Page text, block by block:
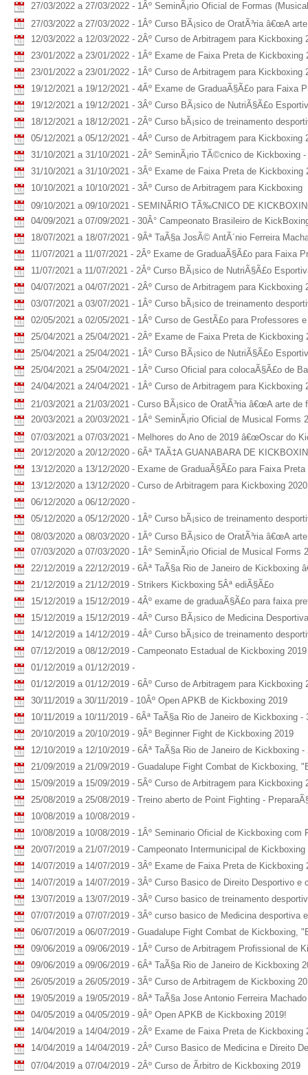
27/03/2022 a 27/03/2022 - 1Âº SeminÃ¡rio Oficial de Formas
27/03/2022 a 27/03/2022 - 1Âº Curso BÃ¡sico de OratÃ³ria â€œA
12/03/2022 a 12/03/2022 - 2Âº Curso de Arbitragem para Kickboxing
23/01/2022 a 23/01/2022 - 1Âº Exame de Faixa Preta de Kickboxing
23/01/2022 a 23/01/2022 - 1Âº Curso de Arbitragem para Kickboxing
19/12/2021 a 19/12/2021 - 4Âº Exame de GraduaÃ§Ã£o para Faixa
19/12/2021 a 19/12/2021 - 3Âº Curso BÃ¡sico de NutriÃ§Ã£o
18/12/2021 a 18/12/2021 - 2Âº Curso bÃ¡sico de treinamento
05/12/2021 a 05/12/2021 - 4Âº Curso de Arbitragem para Kickboxing
31/10/2021 a 31/10/2021 - 2Âº SeminÃ¡rio TÃ©cnico de Kickboxing
31/10/2021 a 31/10/2021 - 3Âº Exame de Faixa Preta de Kickboxing
10/10/2021 a 10/10/2021 - 3Âº Curso de Arbitragem para Kickboxing
09/10/2021 a 09/10/2021 - SEMINÃRIO TÃ‰CNICO DE
04/09/2021 a 07/09/2021 - 30Â° Campeonato Brasileiro de
18/07/2021 a 18/07/2021 - 9Âª TaÃ§a JosÃ© AntÃ´nio Ferreira
11/07/2021 a 11/07/2021 - 2Âº Exame de GraduaÃ§Ã£o para Faixa
11/07/2021 a 11/07/2021 - 2Âº Curso BÃ¡sico de NutriÃ§Ã£o
04/07/2021 a 04/07/2021 - 2Âº Curso de Arbitragem para Kickboxing
03/07/2021 a 03/07/2021 - 1Âº Curso bÃ¡sico de treinamento
02/05/2021 a 02/05/2021 - 1Âº Curso de GestÃ£o para Professores
25/04/2021 a 25/04/2021 - 2Âº Exame de Faixa Preta de Kickboxing
25/04/2021 a 25/04/2021 - 1Âº Curso BÃ¡sico de NutriÃ§Ã£o
25/04/2021 a 25/04/2021 - 1Âº Curso Oficial para colocaÃ§Ã£o de
24/04/2021 a 24/04/2021 - 1Âº Curso de Arbitragem para Kickboxing
21/03/2021 a 21/03/2021 - Curso BÃ¡sico de OratÃ³ria â€œA arte de
20/03/2021 a 20/03/2021 - 1Âº SeminÃ¡rio Oficial de Musical
07/03/2021 a 07/03/2021 - Melhores do Ano de 2019 â€œOscar do
20/12/2020 a 20/12/2020 - 6Âª TAÃ‡A GUANABARA DE
13/12/2020 a 13/12/2020 - Exame de GraduaÃ§Ã£o para Faixa Preta
13/12/2020 a 13/12/2020 - Curso de Arbitragem para Kickboxing 2020
06/12/2020 a 06/12/2020 -
05/12/2020 a 05/12/2020 - 1Âº Curso bÃ¡sico de treinamento
08/03/2020 a 08/03/2020 - 1Âº Curso BÃ¡sico de OratÃ³ria â€œA
07/03/2020 a 07/03/2020 - 1Âº SeminÃ¡rio Oficial de Musical Forms
22/12/2019 a 22/12/2019 - 6Âª TaÃ§a Rio de Janeiro de Kickboxing
21/12/2019 a 21/12/2019 - Strikers Kickboxing 5Âª ediÃ§Ã£o
15/12/2019 a 15/12/2019 - 4Âº exame de graduaÃ§Ã£o para faixa
15/12/2019 a 15/12/2019 - 4Âº Curso BÃ¡sico de Medicina
14/12/2019 a 14/12/2019 - 4Âº Curso bÃ¡sico de treinamento
07/12/2019 a 08/12/2019 - Campeonato Estadual de Kickboxing 2019
01/12/2019 a 01/12/2019 -
01/12/2019 a 01/12/2019 - 6Âº Curso de Arbitragem para Kickboxing
30/11/2019 a 30/11/2019 - 10Âº Open APKB de Kickboxing 2019
10/11/2019 a 10/11/2019 - 6Âª TaÃ§a Rio de Janeiro de Kickboxing -
20/10/2019 a 20/10/2019 - 9Âº Beginner Fight de Kickboxing 2019
12/10/2019 a 12/10/2019 - 6Âª TaÃ§a Rio de Janeiro de Kickboxing -
21/09/2019 a 21/09/2019 - Guadalupe Fight Combat de Kickboxing,
15/09/2019 a 15/09/2019 - 5Âº Curso de Arbitragem para Kickboxing
25/08/2019 a 25/08/2019 - Treino aberto de Point Fighting -
10/08/2019 a 10/08/2019 -
10/08/2019 a 10/08/2019 - 1Âº Seminario Oficial de Kickboxing com
20/07/2019 a 21/07/2019 - Campeonato Intermunicipal de
14/07/2019 a 14/07/2019 - 3Âº Exame de Faixa Preta de Kickboxing
14/07/2019 a 14/07/2019 - 3Âº Curso Basico de Direito Desportivo
13/07/2019 a 13/07/2019 - 3Âº Curso basico de treinamento
07/07/2019 a 07/07/2019 - 3Âº curso basico de Medicina desportiva
06/07/2019 a 06/07/2019 - Guadalupe Fight Combat de Kickboxing,
09/06/2019 a 09/06/2019 - 1Âº Curso de Arbitragem Profissional de
09/06/2019 a 09/06/2019 - 6Âª TaÃ§a Rio de Janeiro de Kickboxing
26/05/2019 a 26/05/2019 - 3Âº Curso de Arbitragem de Kickboxing
19/05/2019 a 19/05/2019 - 8Âª TaÃ§a Jose Antonio Ferreira
04/05/2019 a 04/05/2019 - 9Âº Open APKB de Kickboxing 2019!
14/04/2019 a 14/04/2019 - 2Âº Exame de Faixa Preta de Kickboxing
14/04/2019 a 14/04/2019 - 2Âº Curso Basico de Medicina e Direito
07/04/2019 a 07/04/2019 - 2Âº Curso de Ãrbitro de Kickboxing 2019